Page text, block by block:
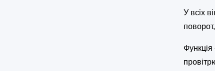
У всіх